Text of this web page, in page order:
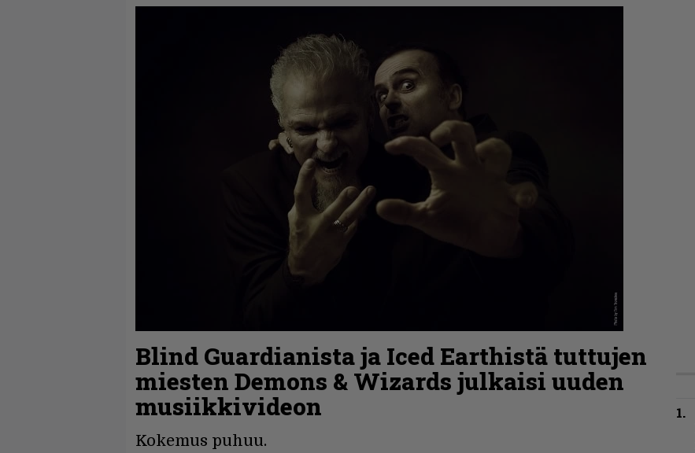
Blind Guardianista ja Iced Earthistä tuttujen
miesten Demons & Wizards julkaisi uuden
musiikkivideon
Kokemus puhuu.